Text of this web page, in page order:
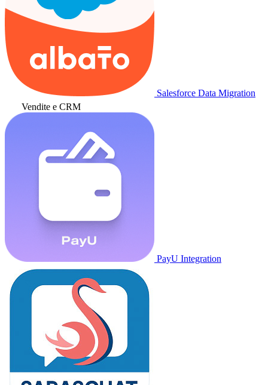
Salesforce Data Migration
Vendite e CRM
PayU Integration